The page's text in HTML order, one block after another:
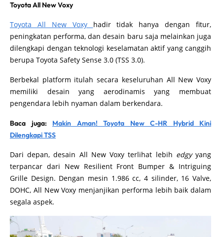
Toyota All New Voxy
Toyota All New Voxy hadir tidak hanya dengan fitur,
peningkatan performa, dan desain baru saja melainkan juga
dilengkapi dengan teknologi keselamatan aktif yang canggih
berupa Toyota Safety Sense 3.0 (TSS 3.0).
Berbekal platform itulah secara keseluruhan All New Voxy
memiliki desain yang aerodinamis yang membuat
pengendara lebih nyaman dalam berkendara.
Baca juga: Makin Aman! Toyota New C-HR Hybrid Kini
Dilengkapi TSS
Dari depan, desain All New Voxy terlihat lebih edgyyang
terpancar dari New Resilient Front Bumper & Intriguing
Grille Design. Dengan mesin 1.986 cc, 4 silinder, 16 Valve,
DOHC, All New Voxy menjanjikan performa lebih baik dalam
segala aspek.